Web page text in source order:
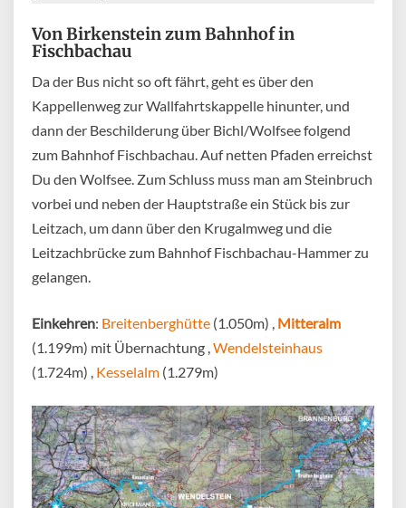
Von Birkenstein zum Bahnhof in
Fischbachau
Da der Bus nicht so oft fährt, geht es über den
Kappellenweg zur Wallfahrtskappelle hinunter, und
dann der Beschilderung über Bichl/Wolfsee folgend
zum Bahnhof Fischbachau. Auf netten Pfaden erreichst
Du den Wolfsee. Zum Schluss muss man am Steinbruch
vorbei und neben der Hauptstraße ein Stück bis zur
Leitzach, um dann über den Krugalmweg und die
Leitzachbrücke zum Bahnhof Fischbachau-Hammer zu
gelangen.
Einkehren: Breitenberghütte (1.050m) , Mitteralm
(1.199m) mit Übernachtung , Wendelsteinhaus
(1.724m) , Kesselalm (1.279m)